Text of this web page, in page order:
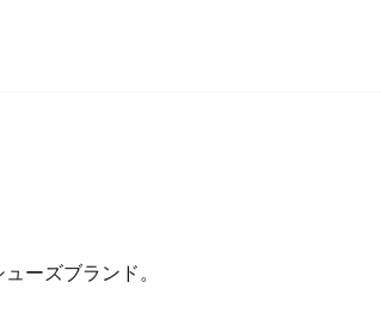
ーズブランド。